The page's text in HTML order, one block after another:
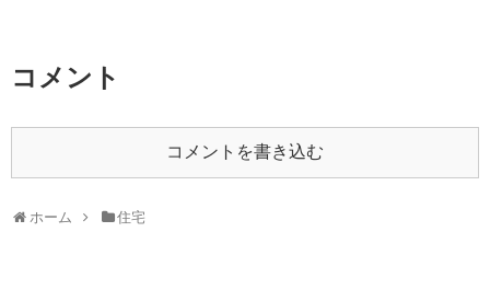
コメント
コメントを書き込む
ホーム 住宅